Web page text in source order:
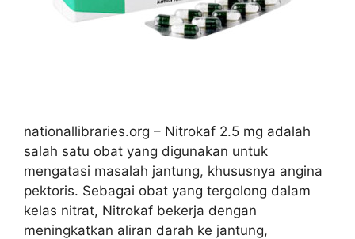
nationallibraries.org – Nitrokaf 2.5 mg adalah
salah satu obat yang digunakan untuk
mengatasi masalah jantung, khususnya angina
pektoris. Sebagai obat yang tergolong dalam
kelas nitrat, Nitrokaf bekerja dengan
meningkatkan aliran darah ke jantung,